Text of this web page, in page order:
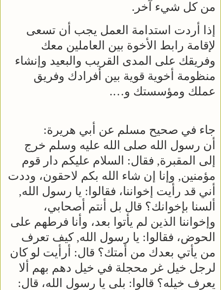
من كل شيء آخر.
إذا أردت استدامة العمل يجب أن تسعى
لإقامة رابط الأخوة بين العاملين معك
وفريقك على المدى القريب والبعيد وإنشاء
منظومة أخوية قوية بين أفرادك وفريق
عملك ومؤسستك و….
جاء في صحيح مسلم عن أبي هريرة:
أن رسول الله صلى الله عليه وسلم خرج
إلى المقبرة, فقال: السلام عليكم دار قوم
مؤمنين, وإنا إن شاء الله بكم لاحقون، وددت
أني قد رأيت إخواننا، فقالوا: يا رسول الله,
ألسنا بإخوانك؟ قال بل أنتم أصحابي،
وإخواننا الذين لم يأتوا بعد، وأنا فرطهم على
الحوض، فقالوا: يا رسول الله, كيف تعرف
من يأتي بعدك من أمتك؟ قال: أرأيت لو كان
لرجل خيل غر محجلة في خيل دهم بهم ألا
يعرف خيله؟ قالوا: بلى يا رسول الله، قال: